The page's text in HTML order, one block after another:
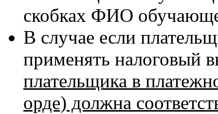
скобках ФИО
В случае если
применять налоговый
плательщика в
орде) должна